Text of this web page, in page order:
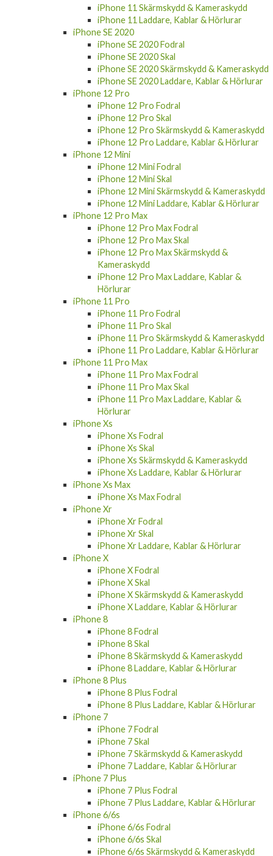
iPhone 11 Skärmskydd & Kameraskydd
iPhone 11 Laddare, Kablar & Hörlurar
iPhone SE 2020
iPhone SE 2020 Fodral
iPhone SE 2020 Skal
iPhone SE 2020 Skärmskydd & Kameraskydd
iPhone SE 2020 Laddare, Kablar & Hörlurar
iPhone 12 Pro
iPhone 12 Pro Fodral
iPhone 12 Pro Skal
iPhone 12 Pro Skärmskydd & Kameraskydd
iPhone 12 Pro Laddare, Kablar & Hörlurar
iPhone 12 Mini
iPhone 12 Mini Fodral
iPhone 12 Mini Skal
iPhone 12 Mini Skärmskydd & Kameraskydd
iPhone 12 Mini Laddare, Kablar & Hörlurar
iPhone 12 Pro Max
iPhone 12 Pro Max Fodral
iPhone 12 Pro Max Skal
iPhone 12 Pro Max Skärmskydd &
Kameraskydd
iPhone 12 Pro Max Laddare, Kablar &
Hörlurar
iPhone 11 Pro
iPhone 11 Pro Fodral
iPhone 11 Pro Skal
iPhone 11 Pro Skärmskydd & Kameraskydd
iPhone 11 Pro Laddare, Kablar & Hörlurar
iPhone 11 Pro Max
iPhone 11 Pro Max Fodral
iPhone 11 Pro Max Skal
iPhone 11 Pro Max Laddare, Kablar &
Hörlurar
iPhone Xs
iPhone Xs Fodral
iPhone Xs Skal
iPhone Xs Skärmskydd & Kameraskydd
iPhone Xs Laddare, Kablar & Hörlurar
iPhone Xs Max
iPhone Xs Max Fodral
iPhone Xr
iPhone Xr Fodral
iPhone Xr Skal
iPhone Xr Laddare, Kablar & Hörlurar
iPhone X
iPhone X Fodral
iPhone X Skal
iPhone X Skärmskydd & Kameraskydd
iPhone X Laddare, Kablar & Hörlurar
iPhone 8
iPhone 8 Fodral
iPhone 8 Skal
iPhone 8 Skärmskydd & Kameraskydd
iPhone 8 Laddare, Kablar & Hörlurar
iPhone 8 Plus
iPhone 8 Plus Fodral
iPhone 8 Plus Laddare, Kablar & Hörlurar
iPhone 7
iPhone 7 Fodral
iPhone 7 Skal
iPhone 7 Skärmskydd & Kameraskydd
iPhone 7 Laddare, Kablar & Hörlurar
iPhone 7 Plus
iPhone 7 Plus Fodral
iPhone 7 Plus Laddare, Kablar & Hörlurar
iPhone 6/6s
iPhone 6/6s Fodral
iPhone 6/6s Skal
iPhone 6/6s Skärmskydd & Kameraskydd